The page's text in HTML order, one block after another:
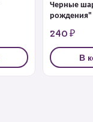
Черные
рождения"
240 ₽
В